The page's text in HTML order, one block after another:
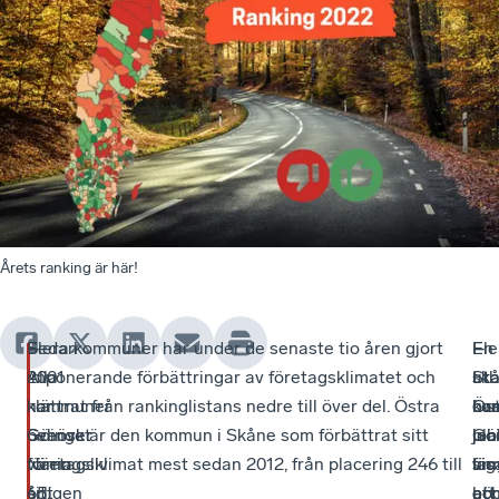
Årets ranking är här!
Sedan
2001
har
Svenskt
Näringsliv
årligen
–
Alla
kommuner
behöver
värna
sitt
Flera kommuner har under de senaste tio åren gjort
imponerande förbättringar av företagsklimatet och
klättrat från rankinglistans nedre till över del. Östra
Göinge är den kommun i Skåne som förbättrat sitt
företagsklimat mest sedan 2012, från placering 246 till
65.
–
I
ett
sig
–
har
En
att